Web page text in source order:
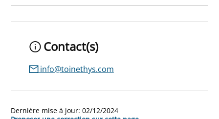
Contact(s)
info@toinethys.com
Dernière mise à jour:02/12/2024